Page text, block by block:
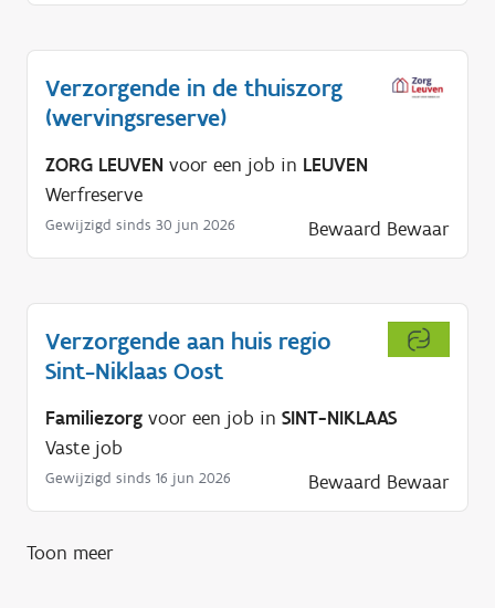
o
Verzorgende in de thuiszorg
(wervingsreserve)
ZORG LEUVEN voor een job in LEUVEN
Werfreserve
Gewijzigd sinds 30 jun 2026 Bewaard Bewaar
Verzorgende aan huis regio
Sint-Niklaas Oost
Familiezorg voor een job in SINT-NIKLAAS
Vaste job
Gewijzigd sinds 16 jun 2026 Bewaard Bewaar
Toon meer